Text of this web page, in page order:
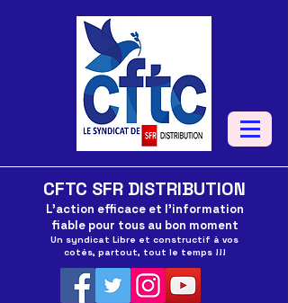
CFTC SFR DISTRIBUTION
L'action efficace et l'information
fiable pour tous au bon moment
Un syndicat Libre et constructif à vos
cotés, partout, tout le temps !!!